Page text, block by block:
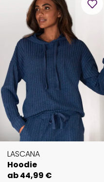
LASCANA
Hoodie
ab 44,99 €